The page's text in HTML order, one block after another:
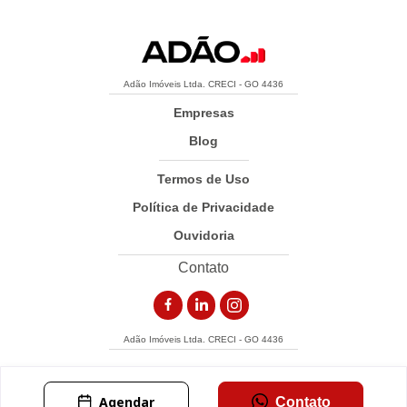
Agendar Contato
Geladeira, fogão, máquina de lavar
Adão Imóveis Ltda. CRECI - GO 4436
Empresas
Blog
Termos de Uso
Política de Privacidade
Ouvidoria
Contato
Adão Imóveis Ltda. CRECI - GO 4436